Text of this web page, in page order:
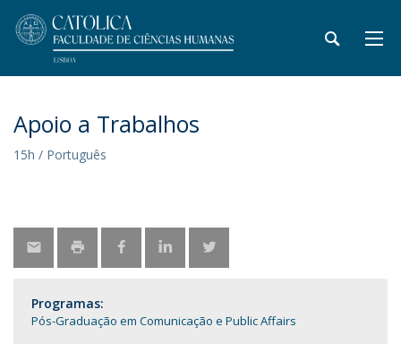
Apoio a Trabalhos
15h / Português
Programas:
Pós-Graduação em Comunicação e Public Affairs